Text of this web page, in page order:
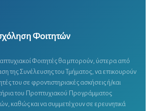
Φοιτητές θα μπορούν, ύστερα από
της Συνέλευσης του Τμήματος, να επικουρούν
του σε φροντιστηριακές ασκήσεις ή/και
του Προπτυχιακού Προγράμματος